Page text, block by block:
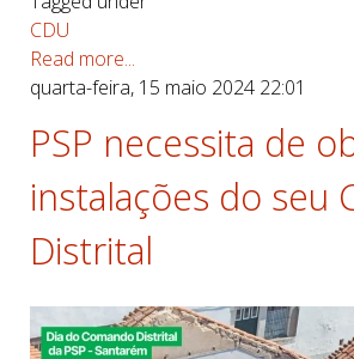
CDU
Read more...
quarta-feira, 15 maio 2024 22:01
PSP necessita de
instalações do seu
Distrital